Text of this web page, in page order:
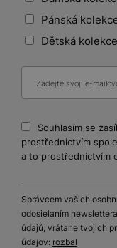
Pánská
Dětská kolekce
Souhlasím se
prostřednictvím
a to prostřednictvím
Správcem vašich
odosielaním
údajů, vrátane tvojich
údajov: rozbal